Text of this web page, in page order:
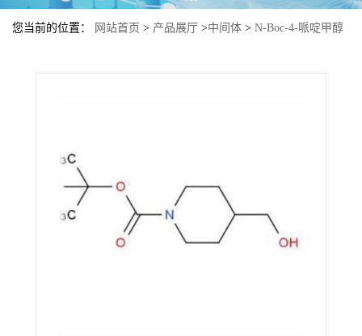
您当前的位置： 网站首页 > 产品展厅 >中间体 > N-Boc-4-哌啶甲醇